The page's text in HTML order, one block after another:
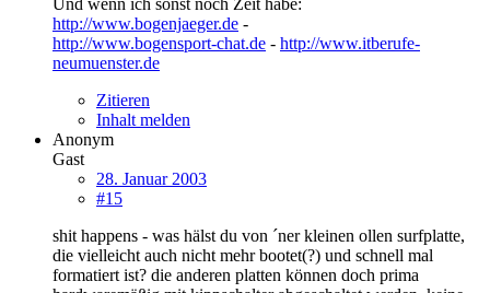
http://www.bogenjaeger.de -
http://www.bogensport-chat.de - http://www.itberufe-
neumuenster.de
Zitieren
Inhalt melden
Anonym
Gast
28. Januar 2003
#15
shit happens - was hälst du von ´ner kleinen ollen surfplatte,
die vielleicht auch nicht mehr bootet(?) und schnell mal
formatiert ist? die anderen platten können doch prima